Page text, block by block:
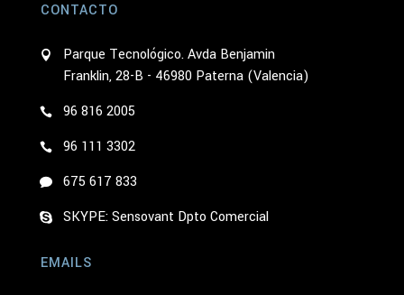
CONTACTO
Parque Tecnológico. Avda Benjamin
Franklin, 28-B - 46980 Paterna (Valencia)
96 816 2005
96 111 3302
675 617 833
SKYPE: Sensovant Dpto Comercial
EMAILS